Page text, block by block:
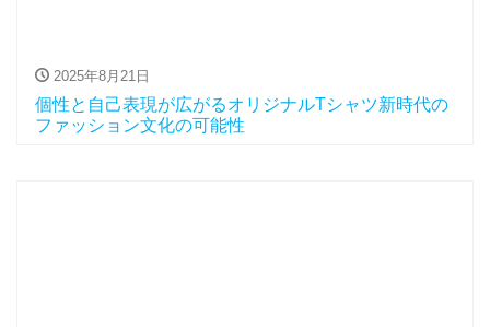
2025年8月21日
個性と自己表現が広がるオリジナルTシャツ新時代の
ファッション文化の可能性